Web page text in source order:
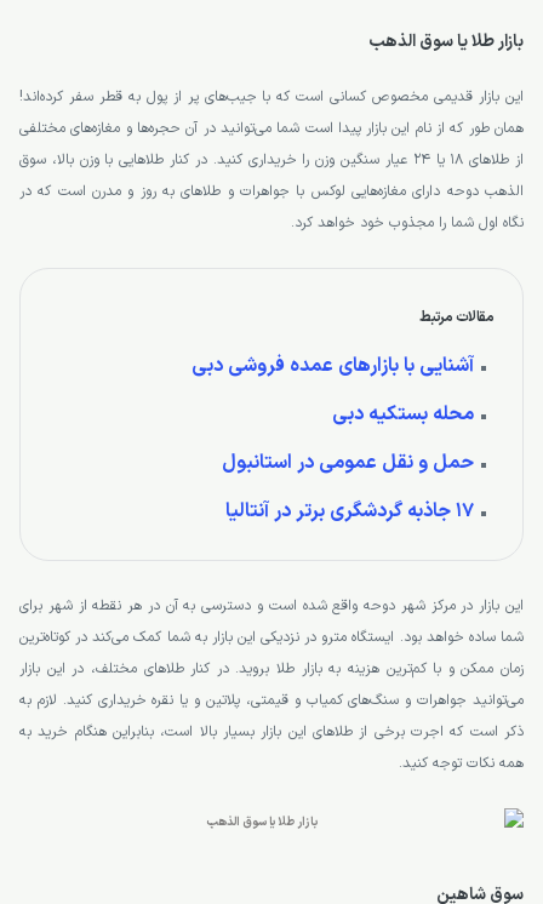
بازار طلا یا سوق الذهب
این بازار قدیمی مخصوص کسانی است که با جیب‌های پر از پول به قطر سفر کرده‌اند!
همان طور که از نام این بازار پیدا است شما می‌توانید در آن حجره‌ها و مغازه‌های مختلفی
از طلاهای 18 یا 24 عیار سنگین وزن را خریداری کنید. در کنار طلاهایی با وزن بالا، سوق
الذهب دوحه دارای مغازه‌هایی لوکس با جواهرات و طلاهای به روز و مدرن است که در
نگاه اول شما را مجذوب خود خواهد کرد.
مقالات مرتبط
آشنایی با بازارهای عمده فروشی دبی
محله بستکیه دبی
حمل و نقل عمومی در استانبول
17 جاذبه گردشگری برتر در آنتالیا
این بازار در مرکز شهر دوحه واقع شده است و دسترسی به آن در هر نقطه از شهر برای
شما ساده خواهد بود. ایستگاه مترو در نزدیکی این بازار به شما کمک می‌کند در کوتاه‌ترین
زمان ممکن و با کم‌ترین هزینه به بازار طلا بروید. در کنار طلاهای مختلف، در این بازار
می‌توانید جواهرات و سنگ‌های کمیاب و قیمتی، پلاتین و یا نقره خریداری کنید. لازم به
ذکر است که اجرت برخی از طلاهای این بازار بسیار بالا است، بنابراین هنگام خرید به
همه نکات توجه کنید.
سوق شاهین